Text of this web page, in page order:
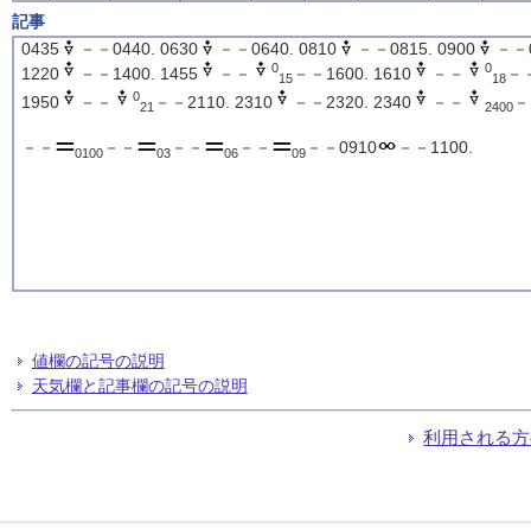
記事
0435
－－0440. 0630 －－0640. 0810 －－0815. 0900
－
1220
－－1400. 1455 －－ 0
15－－1600. 1610 －－ 0
18－
1950
－－ 0
21 －－2110. 2310 －－2320. 2340 －－ 2400
－－ 0100－－ 03－－ 06－－ 09－－0910 －－1100.
値欄の記号の説明
天気欄と記事欄の記号の説明
利用される